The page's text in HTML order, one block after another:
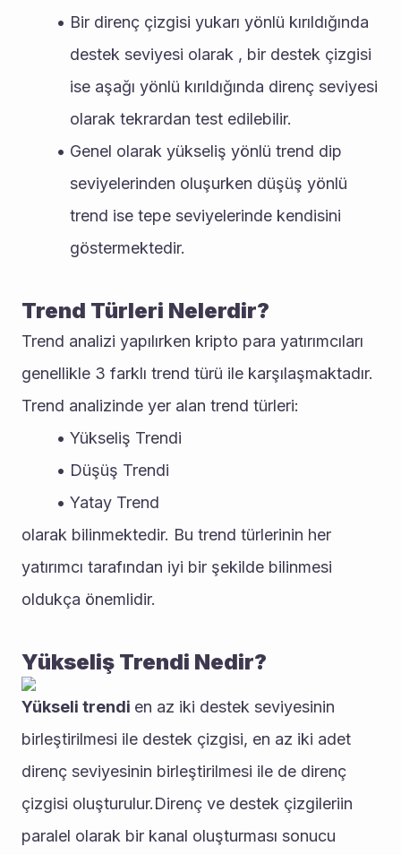
Bir direnç çizgisi yukarı yönlü kırıldığında
destek seviyesi olarak , bir destek çizgisi
ise aşağı yönlü kırıldığında direnç seviyesi
olarak tekrardan test edilebilir.
Genel olarak yükseliş yönlü trend dip
seviyelerinden oluşurken düşüş yönlü
trend ise tepe seviyelerinde kendisini
göstermektedir.
Trend Türleri Nelerdir?
Trend analizi yapılırken kripto para yatırımcıları
genellikle 3 farklı trend türü ile karşılaşmaktadır.
Trend analizinde yer alan trend türleri:
Yükseliş Trendi
Düşüş Trendi
Yatay Trend
olarak bilinmektedir. Bu trend türlerinin her
yatırımcı tarafından iyi bir şekilde bilinmesi
oldukça önemlidir.
Yükseliş Trendi Nedir?
Yükseli trendi en az iki destek seviyesinin
birleştirilmesi ile destek çizgisi, en az iki adet
direnç seviyesinin birleştirilmesi ile de direnç
çizgisi oluşturulur.Direnç ve destek çizgileriin
paralel olarak bir kanal oluşturması sonucu